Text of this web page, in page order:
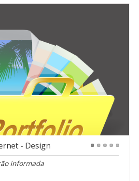
- Design
informada